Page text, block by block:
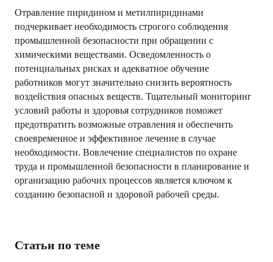
Отравление пиридином и метилпиридинами
подчеркивает необходимость строгого соблюдения
промышленной безопасности при обращении с
химическими веществами. Осведомленность о
потенциальных рисках и адекватное обучение
работников могут значительно снизить вероятность
воздействия опасных веществ. Тщательный мониторинг
условий работы и здоровья сотрудников поможет
предотвратить возможные отравления и обеспечить
своевременное и эффективное лечение в случае
необходимости. Вовлечение специалистов по охране
труда и промышленной безопасности в планирование и
организацию рабочих процессов является ключом к
созданию безопасной и здоровой рабочей среды.
Статьи по теме